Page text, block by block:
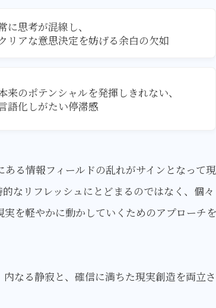
に思考が混線し、
リアな意思決定を妨げる余白の欠如
来のポテンシャルを発揮しきれない、
語化しがたい停滞感
る情報フィールドの乱れがサインとなって現
なリフレッシュにとどまるのではなく、個々
を軽やかに動かしていくためのアプローチを
なる静寂と、確信に満ちた現実創造を両立さ